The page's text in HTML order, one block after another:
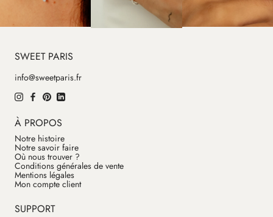
SWEET PARIS
info@sweetparis.fr
À PROPOS
Notre histoire
Notre savoir faire
Où nous trouver ?
Conditions générales de vente
Mentions légales
Mon compte client
SUPPORT